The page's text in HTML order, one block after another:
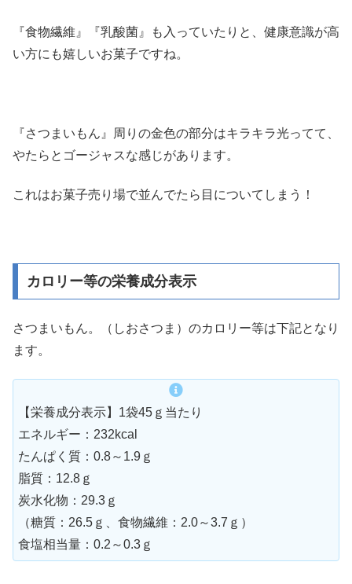
『食物繊維』『乳酸菌』も入っていたりと、健康意識が高
い方にも嬉しいお菓子ですね。
『さつまいもん』周りの金色の部分はキラキラ光ってて、
やたらとゴージャスな感じがあります。
これはお菓子売り場で並んでたら目についてしまう！
カロリー等の栄養成分表示
さつまいもん。（しおさつま）のカロリー等は下記となり
ます。
【栄養成分表示】1袋45ｇ当たり
エネルギー：232kcal
たんぱく質：0.8～1.9ｇ
脂質：12.8ｇ
炭水化物：29.3ｇ
（糖質：26.5ｇ、食物繊維：2.0～3.7ｇ）
食塩相当量：0.2～0.3ｇ